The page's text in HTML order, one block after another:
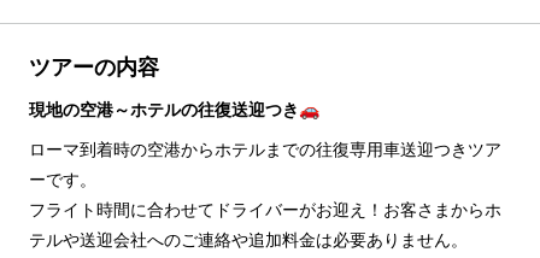
ツアーの内容
現地の空港～ホテルの往復送迎つき🚗
ローマ到着時の空港からホテルまでの往復専用車送迎つきツア
ーです。
フライト時間に合わせてドライバーがお迎え！お客さまからホ
テルや送迎会社へのご連絡や追加料金は必要ありません。